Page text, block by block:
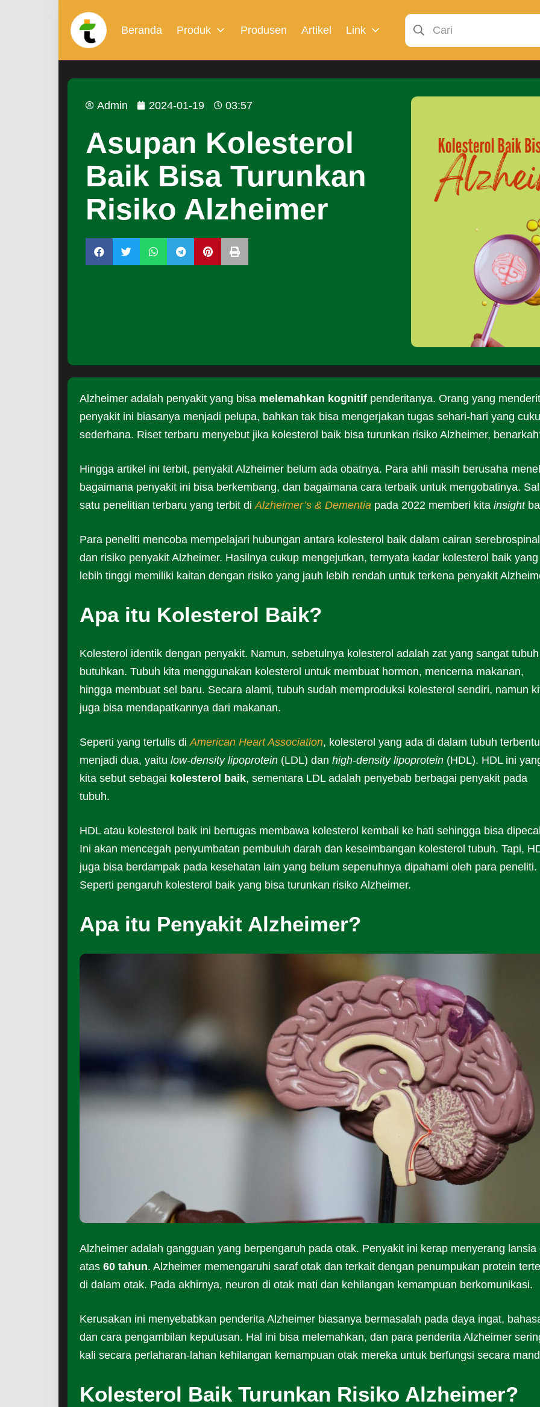
Beranda Produk Produsen Artikel Link
Admin 2024-01-19 03:57
Asupan Kolesterol
Baik Bisa Turunkan
Risiko Alzheimer
Alzheimer adalah penyakit yang bisa melemahkan kognitif penderitanya. Orang yang
penyakit ini biasanya menjadi pelupa, bahkan tak bisa mengerjakan tugas sehari-hari yang
sederhana. Riset terbaru menyebut jika kolesterol baik bisa turunkan risiko Alzheimer,
Hingga artikel ini terbit, penyakit Alzheimer belum ada obatnya. Para ahli masih berusaha
bagaimana penyakit ini bisa berkembang, dan bagaimana cara terbaik untuk mengobatinya.
satu penelitian terbaru yang terbit diAlzheimer’s & Dementia pada 2022 memberi kita insight
Para peneliti mencoba mempelajari hubungan antara kolesterol baik dalam cairan serebrospinal
dan risiko penyakit Alzheimer. Hasilnya cukup mengejutkan, ternyata kadar kolesterol baik yang
lebih tinggi memiliki kaitan dengan risiko yang jauh lebih rendah untuk terkena penyakit
Apa itu Kolesterol Baik?
Kolesterol identik dengan penyakit. Namun, sebetulnya kolesterol adalah zat yang sangat tubuh
butuhkan. Tubuh kita menggunakan kolesterol untuk membuat hormon, mencerna makanan,
hingga membuat sel baru. Secara alami, tubuh sudah memproduksi kolesterol sendiri, namun
juga bisa mendapatkannya dari makanan.
Seperti yang tertulis diAmerican Heart Association, kolesterol yang ada di dalam tubuh
menjadi dua, yaitu low-density lipoprotein (LDL) dan high-density lipoprotein (HDL). HDL ini
kita sebut sebagai kolesterol baik, sementara LDL adalah penyebab berbagai penyakit pada
tubuh.
HDL atau kolesterol baik ini bertugas membawa kolesterol kembali ke hati sehingga bisa
Ini akan mencegah penyumbatan pembuluh darah dan keseimbangan kolesterol tubuh. Tapi,
juga bisa berdampak pada kesehatan lain yang belum sepenuhnya dipahami oleh para peneliti.
Seperti pengaruh kolesterol baik yang bisa turunkan risiko Alzheimer.
Apa itu Penyakit Alzheimer?
Alzheimer adalah gangguan yang berpengaruh pada otak. Penyakit ini kerap menyerang lansia
atas 60 tahun. Alzheimer memengaruhi saraf otak dan terkait dengan penumpukan protein
di dalam otak. Pada akhirnya, neuron di otak mati dan kehilangan kemampuan berkomunikasi.
Kerusakan ini menyebabkan penderita Alzheimer biasanya bermasalah pada daya ingat,
dan cara pengambilan keputusan. Hal ini bisa melemahkan, dan para penderita Alzheimer
kali secara perlaharan-lahan kehilangan kemampuan otak mereka untuk berfungsi secara
Kolesterol Baik Turunkan Risiko Alzheimer?